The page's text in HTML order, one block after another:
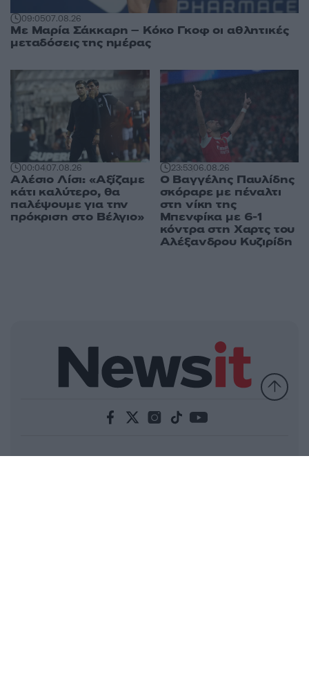
09:0507.08.26
Με Μαρία Σάκκαρη – Κόκο Γκοφ οι αθλητικές
μεταδόσεις της ημέρας
00:0407.08.26
Αλέσιο Λίσι: «Αξίζαμε
κάτι καλύτερο, θα
παλέψουμε για την
πρόκριση στο Βέλγιο»
23:5306.08.26
Ο Βαγγέλης Παυλίδης
σκόραρε με πέναλτι
στη νίκη της
Μπενφίκα με 6-1
κόντρα στη Χαρτς του
Αλέξανδρου Κυζιρίδη